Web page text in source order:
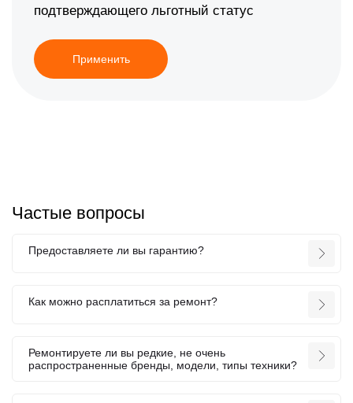
подтверждающего льготный статус
Применить
Частые вопросы
Предоставляете ли вы гарантию?
Как можно расплатиться за ремонт?
Ремонтируете ли вы редкие, не очень
распространенные бренды, модели, типы техники?